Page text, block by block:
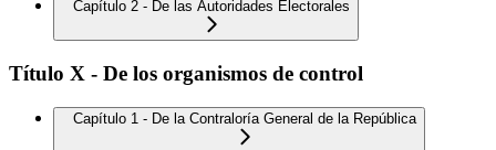
Capítulo 2 - De las Autoridades Electorales
Título X - De los organismos de control
Capítulo 1 - De la Contraloría General de la República